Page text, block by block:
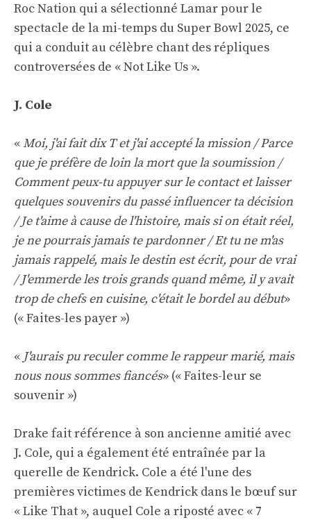
Roc Nation qui a sélectionné Lamar pour le
spectacle de la mi-temps du Super Bowl 2025, ce
qui a conduit au célèbre chant des répliques
controversées de « Not Like Us ».
J. Cole
«Moi, j'ai fait dix T et j'ai accepté la mission / Parce
que je préfère de loin la mort que la soumission /
Comment peux-tu appuyer sur le contact et laisser
quelques souvenirs du passé influencer ta décision
/ Je t'aime à cause de l'histoire, mais si on était réel,
je ne pourrais jamais te pardonner / Et tu ne m'as
jamais rappelé, mais le destin est écrit, pour de vrai
/ J'emmerde les trois grands quand même, il y avait
trop de chefs en cuisine, c'était le bordel au début»
(« Faites-les payer »)
« J'aurais pu reculer comme le rappeur marié, mais
nous nous sommes fiancés» (« Faites-leur se
souvenir »)
Drake fait référence à son ancienne amitié avec
J. Cole, qui a également été entraînée par la
querelle de Kendrick. Cole a été l'une des
premières victimes de Kendrick dans le bœuf sur
« Like That », auquel Cole a riposté avec « 7